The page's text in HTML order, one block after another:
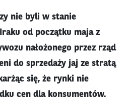
nie byli w stanie
od początku maja z
nałożonego przez rząd
do sprzedaży jaj ze stratą
się, że rynki nie
cen dla konsumentów.